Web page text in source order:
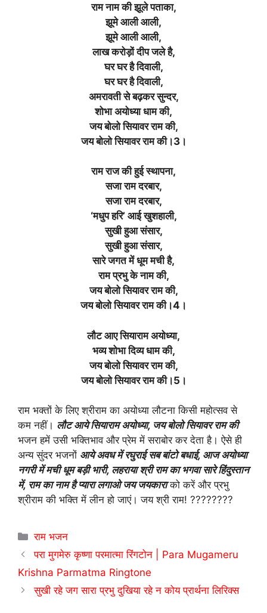
राम नाम की झूले पताका,
झूमे आली आली,
झूमे आली आली,
लाख करोड़ों दीप जले है,
घर घर है दिवाली,
घर घर है दिवाली,
अमरावती से बढ़कर सुन्दर,
शोभा अयोध्या धाम की,
जय बोलो सियावर राम की,
जय बोलो सियावर राम की।3।
राम राज की हुई स्थापना,
सजा राम दरबार,
सजा राम दरबार,
‘मधुप हरि’ आई खुशहाली,
सुखी हुआ संसार,
सुखी हुआ संसार,
सारे जगत में धूम मची है,
राम प्रभु के नाम की,
जय बोलो सियावर राम की,
जय बोलो सियावर राम की।4।
लौट आए सियाराम अयोध्या,
भव्य शोभा दिव्य धाम की,
जय बोलो सियावर राम की,
जय बोलो सियावर राम की।5।
राम भक्तों के लिए श्रीराम का अयोध्या लौटना किसी महोत्सव से
कम नहीं। लौट आये सियाराम अयोध्या, जय बोलो सियावर राम की
भजन हमें उसी भक्तिभाव और प्रेम में सराबोर कर देता है। ऐसे ही
अन्य सुंदर भजनों आये अवध में रघुराई सब बांटो बधाई, आज अयोध्या
नगरी में मची धूम बड़ी भारी, लहराया श्री राम का भगवा सारे हिंदुस्तान
में, राम का नाम है प्यारा लगाओ जय जयकाराको करें और प्रभु
श्रीराम की भक्ति में लीन हो जाएं। जय श्री राम! ????????
Categories
राम भजन
परा मुगमेरु कृष्णा परमात्मा रिंगटोन | Para Mugameru
Krishna Parmatma Ringtone
सुखी रहे जग सारा प्रभु दुखिया रहे न कोय प्रार्थना लिरिक्स